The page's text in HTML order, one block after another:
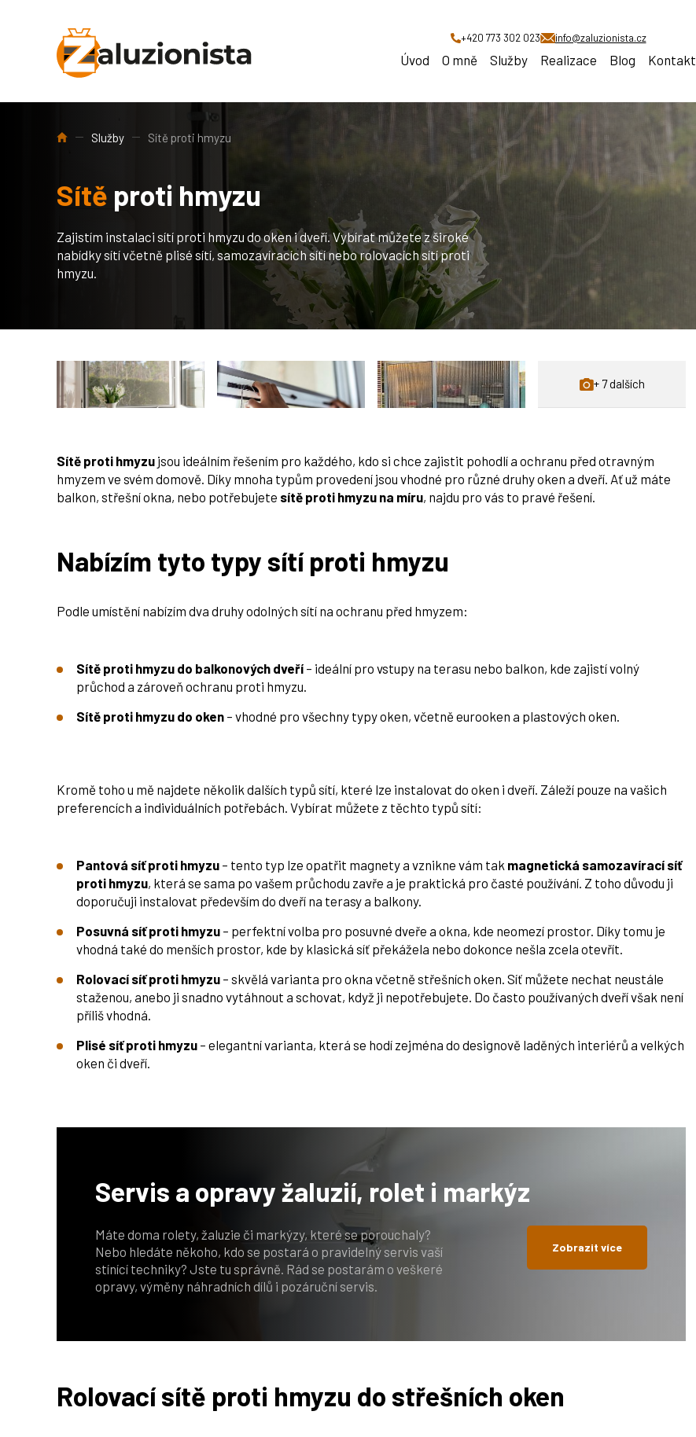
+420 773 302 023 info@zaluzionista.cz
Úvod O mně Služby Realizace Blog Kontakt
Úvod Služby Sítě proti hmyzu
Sítě proti hmyzu
Zajistím instalaci sítí proti hmyzu do oken i dveří. Vybírat můžete z široké
nabídky sítí včetně plisé sítí, samozavíracích sítí nebo rolovacích sítí proti
hmyzu.
+ 7 dalších
Sítě proti hmyzu jsou ideálním řešením pro každého, kdo si chce zajistit pohodlí a ochranu před otravným
hmyzem ve svém domově. Díky mnoha typům provedení jsou vhodné pro různé druhy oken a dveří. Ať už máte
balkon, střešní okna, nebo potřebujete sítě proti hmyzu na míru, najdu pro vás to pravé řešení.
Nabízím tyto typy sítí proti hmyzu
Podle umístění nabízím dva druhy odolných sítí na ochranu před hmyzem:
Sítě proti hmyzu do balkonových dveří – ideální pro vstupy na terasu nebo balkon, kde zajistí volný
průchod a zároveň ochranu proti hmyzu.
Sítě proti hmyzu do oken – vhodné pro všechny typy oken, včetně eurooken a plastových oken.
Kromě toho u mě najdete několik dalších typů sítí, které lze instalovat do oken i dveří. Záleží pouze na vašich
preferencích a individuálních potřebách. Vybírat můžete z těchto typů sítí:
Pantová síť proti hmyzu – tento typ lze opatřit magnety a vznikne vám tak magnetická samozavírací síť
proti hmyzu, která se sama po vašem průchodu zavře a je praktická pro časté používání. Z toho důvodu ji
doporučuji instalovat především do dveří na terasy a balkony.
Posuvná síť proti hmyzu – perfektní volba pro posuvné dveře a okna, kde neomezí prostor. Díky tomu je
vhodná také do menších prostor, kde by klasická síť překážela nebo dokonce nešla zcela otevřít.
Rolovací síť proti hmyzu – skvělá varianta pro okna včetně střešních oken. Síť můžete nechat neustále
staženou, anebo ji snadno vytáhnout a schovat, když ji nepotřebujete. Do často používaných dveří však není
příliš vhodná.
Plisé síť proti hmyzu – elegantní varianta, která se hodí zejména do designově laděných interiérů a velkých
oken či dveří.
Servis a opravyžaluzií, rolet i markýz
Máte doma rolety, žaluzie či markýzy, které se porouchaly?
Nebo hledáte někoho, kdo se postará o pravidelný servis vaší
stínící techniky? Jste tu správně. Rád se postarám o veškeré
opravy, výměny náhradních dílů i pozáruční servis.
Zobrazit více
Rolovací sítě proti hmyzu do střešních oken